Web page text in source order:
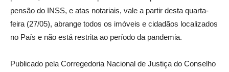
pensão do INSS, e atas notariais, vale a partir desta quarta-
feira (27/05), abrange todos os imóveis e cidadãos localizados
no País e não está restrita ao período da pandemia.
Publicado pela Corregedoria Nacional de Justiça do Conselho